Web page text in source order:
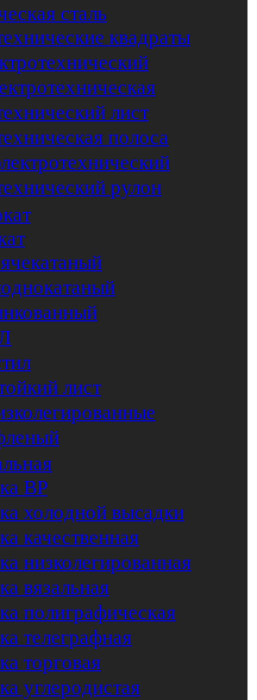
сталь
квадраты
лист
полоса
рулон
лист
ВР
холодной высадки
качественная
низколегированная
вязальная
полиграфическая
телеграфная
торговая
углеродистая